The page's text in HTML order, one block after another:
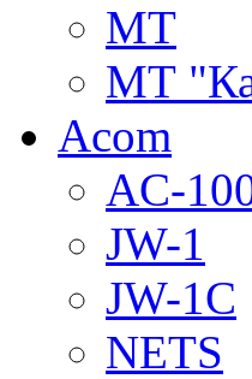
МТ
МТ
Acom
AC-
JW-1
JW-1C
NETS